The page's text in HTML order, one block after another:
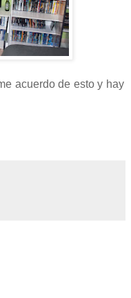
acuerdo de esto y hay